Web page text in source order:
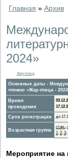
Главная » Архив
2024»
Жар-птица
Основные даты -
чтению «Жар-птица -
Время
проведения
Срок регистрации до
Возрастная группа
стар.,
1, 2, 3,
Мероприятие на